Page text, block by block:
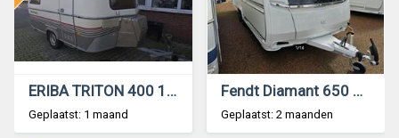
ERIBA TRITON 400 1990 Vast Bed Treinzit
Geplaatst: 1 maand
Fendt Diamant 650 GDW 2024 NIEUW
Geplaatst: 2 maanden